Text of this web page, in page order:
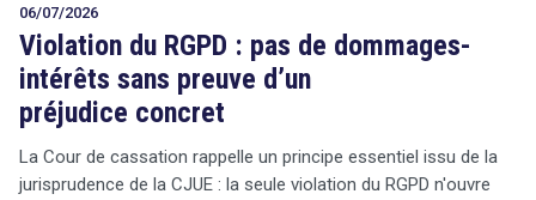
06/07/2026
Violation du RGPD : pas de dommages-
intérêts sans preuve d’un
préjudice concret
La Cour de cassation rappelle un principe essentiel issu de la
jurisprudence de la CJUE : la seule violation du RGPD n'ouvre